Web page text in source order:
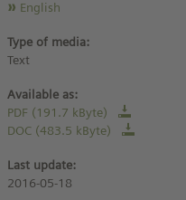
English
Type of media:
Text
Available as:
PDF (191.7 kByte)
DOC (483.5 kByte)
Last update:
2016-05-18